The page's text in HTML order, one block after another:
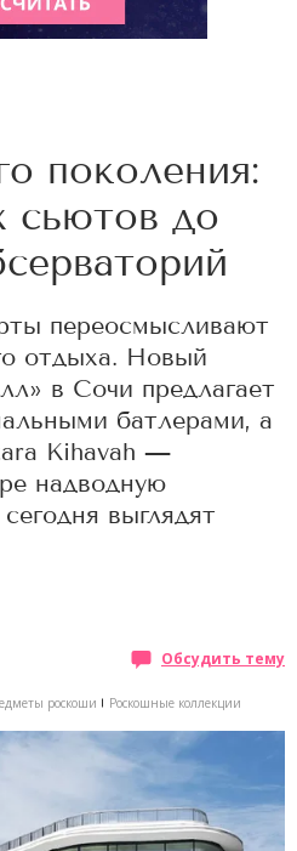
поколения:
сьютов до
переосмысливают
отдыха. Новый
в Сочи предлагает
батлерами, а
Kihavah —
надводную
выглядят
Обсудить тему
роскоши Роскошные коллекции